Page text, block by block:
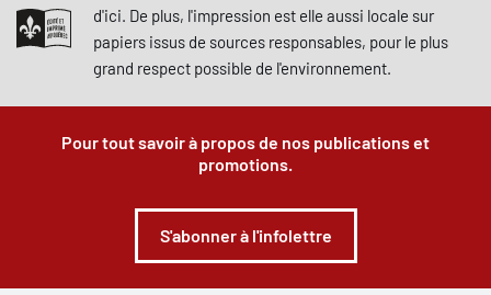
d'ici. De plus, l'impression est elle aussi locale sur
papiers issus de sources responsables, pour le plus
grand respect possible de l'environnement.
Pour tout savoir à propos de nos publications et
promotions.
S'abonner à l'infolettre